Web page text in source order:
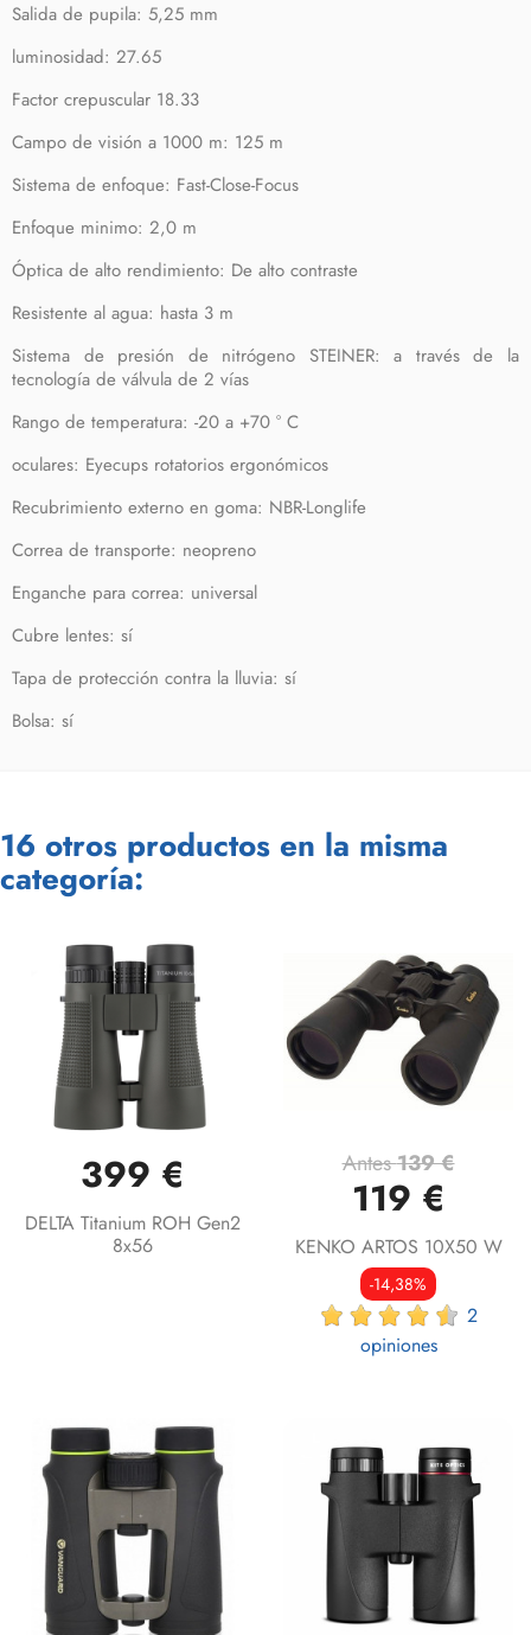
Salida de pupila: 5,25 mm
luminosidad: 27.65
Factor crepuscular 18.33
Campo de visión a 1000 m: 125 m
Sistema de enfoque: Fast-Close-Focus
Enfoque minimo: 2,0 m
Óptica de alto rendimiento: De alto contraste
Resistente al agua: hasta 3 m
Sistema de presión de nitrógeno STEINER: a través de la
tecnología de válvula de 2 vías
Rango de temperatura: -20 a +70 ° C
oculares: Eyecups rotatorios ergonómicos
Recubrimiento externo en goma: NBR-Longlife
Correa de transporte: neopreno
Enganche para correa: universal
Cubre lentes: sí
Tapa de protección contra la lluvia: sí
Bolsa: sí
16 otros productos en la misma
categoría:
399 €
DELTA Titanium ROH Gen2
8x56
Antes139 €
119 €
KENKO ARTOS 10X50 W
-14,38%
2
opiniones